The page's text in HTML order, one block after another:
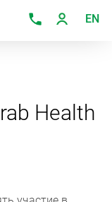
EN
Health